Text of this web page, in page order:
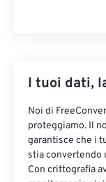
I tuoi dati,
Noi di
proteggiamo. Il
garantisce che i
stia convertendo
Con crittografia